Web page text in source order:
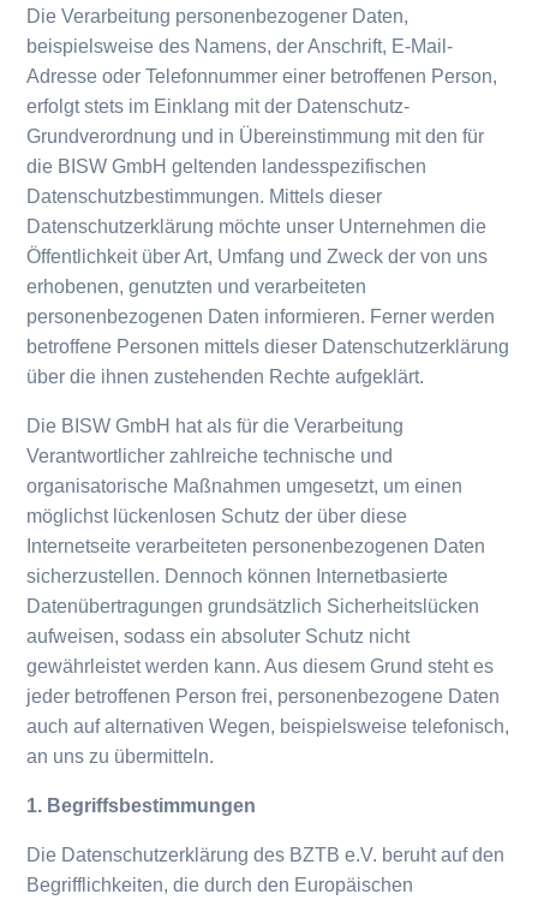
Die Verarbeitung personenbezogener Daten,
beispielsweise des Namens, der Anschrift, E-Mail-
Adresse oder Telefonnummer einer betroffenen Person,
erfolgt stets im Einklang mit der Datenschutz-
Grundverordnung und in Übereinstimmung mit den für
die BISW GmbH geltenden landesspezifischen
Datenschutzbestimmungen. Mittels dieser
Datenschutzerklärung möchte unser Unternehmen die
Öffentlichkeit über Art, Umfang und Zweck der von uns
erhobenen, genutzten und verarbeiteten
personenbezogenen Daten informieren. Ferner werden
betroffene Personen mittels dieser Datenschutzerklärung
über die ihnen zustehenden Rechte aufgeklärt.
Die BISW GmbH hat als für die Verarbeitung
Verantwortlicher zahlreiche technische und
organisatorische Maßnahmen umgesetzt, um einen
möglichst lückenlosen Schutz der über diese
Internetseite verarbeiteten personenbezogenen Daten
sicherzustellen. Dennoch können Internetbasierte
Datenübertragungen grundsätzlich Sicherheitslücken
aufweisen, sodass ein absoluter Schutz nicht
gewährleistet werden kann. Aus diesem Grund steht es
jeder betroffenen Person frei, personenbezogene Daten
auch auf alternativen Wegen, beispielsweise telefonisch,
an uns zu übermitteln.
1. Begriffsbestimmungen
Die Datenschutzerklärung des BZTB e.V. beruht auf den
Begrifflichkeiten, die durch den Europäischen